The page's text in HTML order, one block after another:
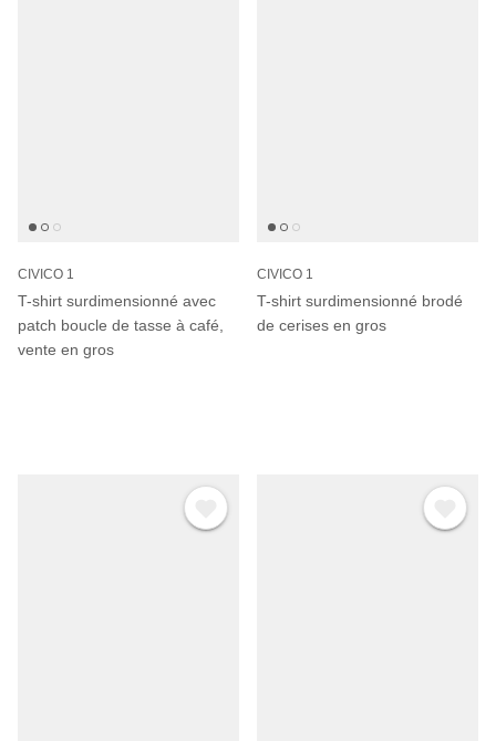
CIVICO 1
T-shirt surdimensionné avec
patch boucle de tasse à café,
vente en gros
CIVICO 1
T-shirt surdimensionné brodé
de cerises en gros